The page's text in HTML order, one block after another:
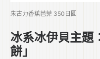
朱古力香蕉芭菲 350日圓
冰系冰伊貝主題
餅」